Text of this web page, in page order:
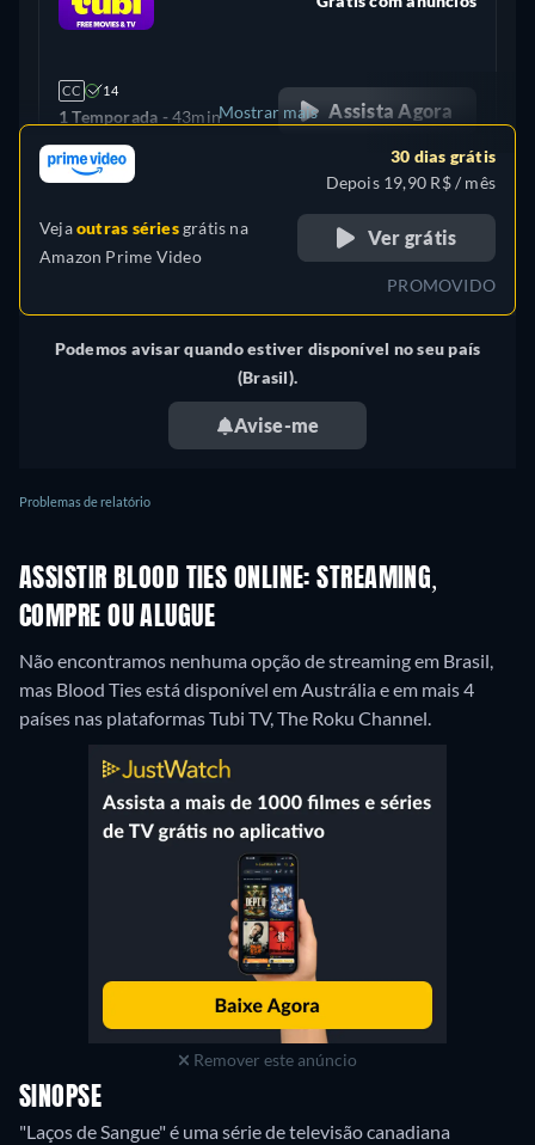
CC 14
1 Temporada -43min Assista Agora
Reino Unido
Mostrar mais
Vejaoutras sériesgrátis na
Amazon Prime Video
30 dias grátis
Depois 19,90 R$ / mês
Ver grátis
PROMOVIDO
Podemos avisar quando estiver disponível no seu país
(Brasil).
Avise-me
Problemas de relatório
ASSISTIR BLOOD TIES ONLINE: STREAMING,
COMPRE OU ALUGUE
Não encontramos nenhuma opção de streaming em Brasil,
mas Blood Ties está disponível em Austrália e em mais 4
países nas plataformas Tubi TV, The Roku Channel.
Remover este anúncio
SINOPSE
"Laços de Sangue" é uma série de televisão canadiana